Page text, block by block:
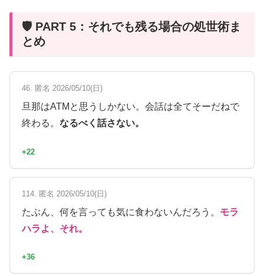
🛡 PART 5：それでも残る場合の処世術ま
とめ
46. 匿名 2026/05/10(日)
旦那はATMと思うしかない。会話は全てそーだねで
終わる。 なるべく話さない。
+22
114. 匿名 2026/05/10(日)
たぶん、何を言っても気に食わないんだろう。 モラ
ハラよ、それ。
+36